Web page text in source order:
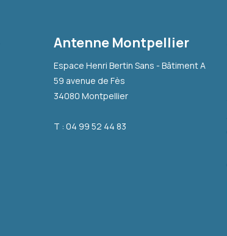
Antenne Montpellier
Espace Henri Bertin Sans - Bâtiment A
59 avenue de Fès
34080 Montpellier
T : 04 99 52 44 83